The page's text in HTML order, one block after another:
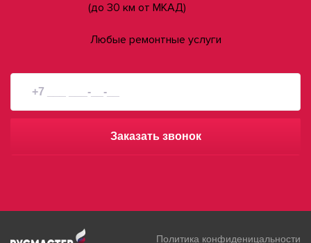
(до 30 км от МКАД)
Любые ремонтные услуги
Заказать звонок
Политика конфиденицальности